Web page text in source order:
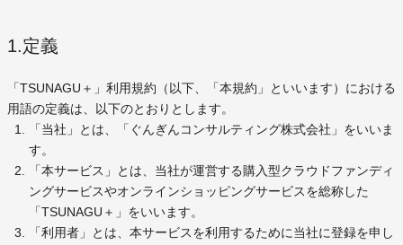
1.定義
「TSUNAGU＋」利用規約（以下、「本規約」といいます）における
用語の定義は、以下のとおりとします。
「当社」とは、「ぐんぎんコンサルティング株式会社」をいいま
す。
「本サービス」とは、当社が運営する購入型クラウドファンディ
ングサービスやオンラインショッピングサービスを総称した
「TSUNAGU＋」をいいます。
「利用者」とは、本サービスを利用するために当社に登録を申し